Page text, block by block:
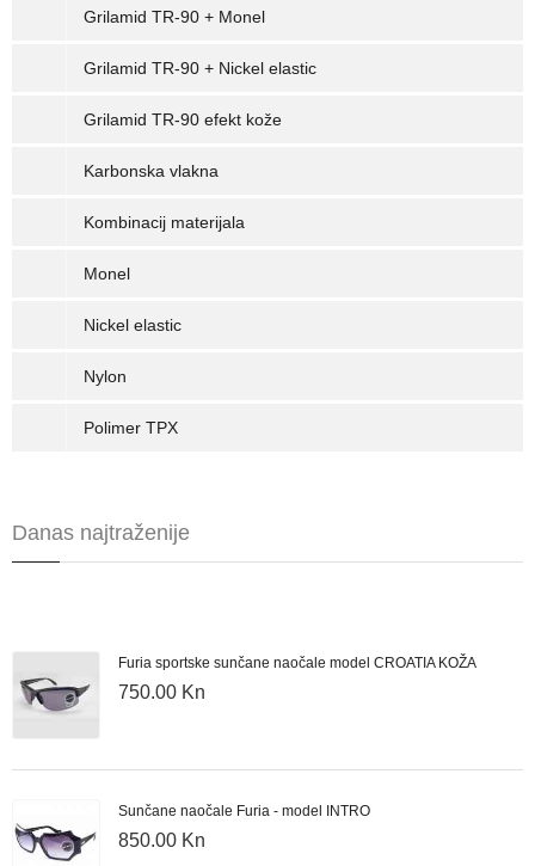
Grilamid TR-90 + Monel
Grilamid TR-90 + Nickel elastic
Grilamid TR-90 efekt kože
Karbonska vlakna
Kombinacij materijala
Monel
Nickel elastic
Nylon
Polimer TPX
Danas najtraženije
Furia sportske sunčane naočale model CROATIA KOŽA
750.00 Kn
Sunčane naočale Furia - model INTRO
850.00 Kn